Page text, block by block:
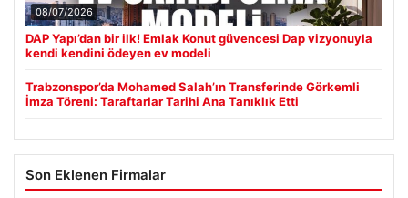
08/07/2026
DAP Yapı’dan bir ilk! Emlak Konut güvencesi Dap vizyonuyla
kendi kendini ödeyen ev modeli
Trabzonspor’da Mohamed Salah’ın Transferinde Görkemli
İmza Töreni: Taraftarlar Tarihi Ana Tanıklık Etti
Son Eklenen Firmalar